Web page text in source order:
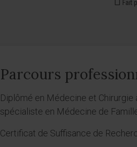
Fait
Parcours
Diplômé en Médecine et
spécialiste en Médecine de
Certificat de Suffisance de